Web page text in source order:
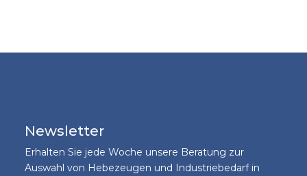
Newsletter
Erhalten Sie jede Woche unsere Beratung zur
Auswahl von Hebezeugen und Industriebedarf in